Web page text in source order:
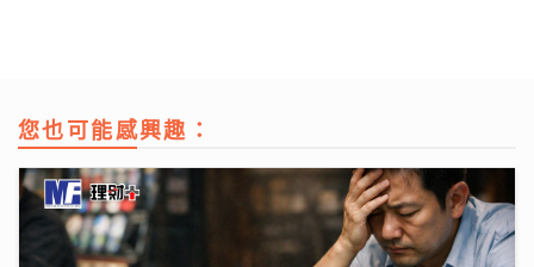
您也可能感興趣：